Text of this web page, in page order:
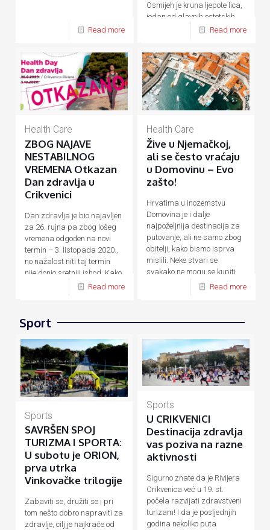
Read more
Osmijeh je kruna ljepote lica,
jedan od glavnih estetskih
Read more
Health Care
ZBOG NAJAVE
NESTABILNOG
VREMENA Otkazan
Dan zdravlja u
Crikvenici
Dan zdravlja je bio najavljen
za 26. rujna pa zbog lošeg
vremena odgođen na novi
termin – 3. listopada 2020.,
no nažalost niti taj termin
nije donio sretniji ishod. Kako
Read more
Health Care
Žive u Njemačkoj,
ali se često vraćaju
u Domovinu – Evo
zašto!
Hrvatima u inozemstvu
Domovina je i dalje
najpoželjnija destinacija za
putovanje, ali ne samo zbog
obitelji, kako bismo isprva
mislili. Neke stvari se
svakako ne mogu se kupiti
Read more
Sport
Sports
SAVRŠEN SPOJ
TURIZMA I SPORTA:
U subotu je ORION,
prva utrka
Vinkovačke trilogije
Zabaviti se, družiti se i pri
tom nešto dobro napraviti za
zdravlje, cilj je najkraće od
Sports
U CRIKVENICI
Destinacija zdravlja
vas poziva na razne
aktivnosti
Sigurno znate da je Rivijera
Crikvenica već u 19. st.
počela razvijati zdravstveni
turizam! I da je posljednjih
godina nekoliko puta